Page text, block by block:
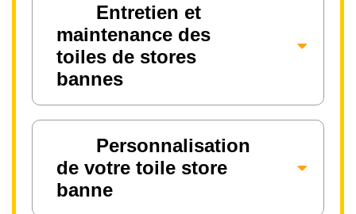
Entretien et
maintenance des
toiles de stores
bannes
Personnalisation
de votre toile store
banne